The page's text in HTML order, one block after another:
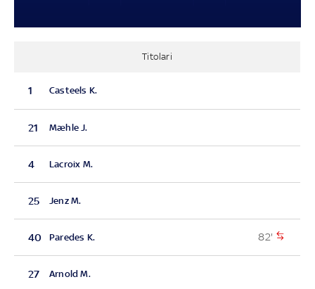
Titolari
1 Casteels K.
21 Mæhle J.
4 Lacroix M.
25 Jenz M.
40 Paredes K. 82'
27 Arnold M.